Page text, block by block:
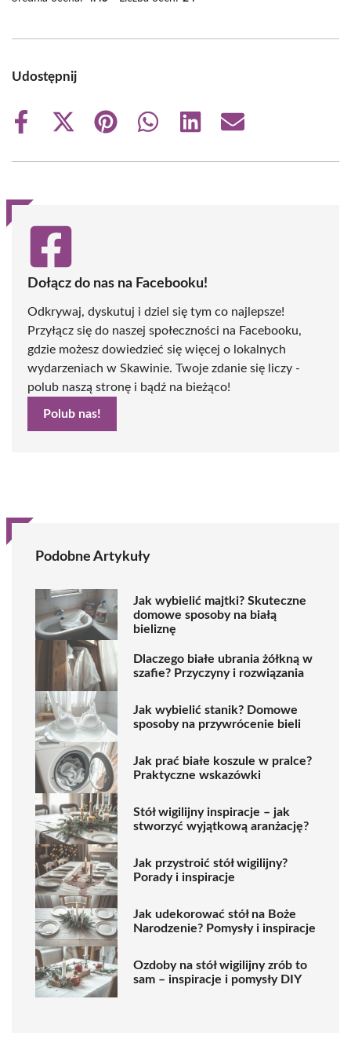
Udostępnij
Share
Share
(Twitter)
Share
Share
Share
Share
Dołącz do nas na Facebooku!
Odkrywaj, dyskutuj i dziel się tym co najlepsze!
Przyłącz się do naszej społeczności na Facebooku,
gdzie możesz dowiedzieć się więcej o lokalnych
wydarzeniach w Skawinie. Twoje zdanie się liczy -
polub naszą stronę i bądź na bieżąco!
Polub nas!
Podobne Artykuły
Jak wybielić majtki? Skuteczne
domowe sposoby na białą
bieliznę
Dlaczego białe ubrania żółkną w
szafie? Przyczyny i rozwiązania
Jak wybielić stanik? Domowe
sposoby na przywrócenie bieli
Jak prać białe koszule w pralce?
Praktyczne wskazówki
Stół wigilijny inspiracje – jak
stworzyć wyjątkową aranżację?
Jak przystroić stół wigilijny?
Porady i inspiracje
Jak udekorować stół na Boże
Narodzenie? Pomysły i inspiracje
Ozdoby na stół wigilijny zrób to
sam – inspiracje i pomysły DIY